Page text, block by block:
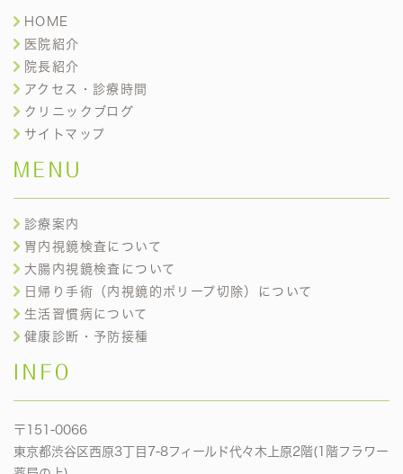
HOME
医院紹介
院長紹介
アクセス・診療時間
クリニックブログ
サイトマップ
MENU
診療案内
胃内視鏡検査について
大腸内視鏡検査について
日帰り手術（内視鏡的ポリープ切除）について
生活習慣病について
健康診断・予防接種
INFO
〒151-0066
東京都渋谷区西原3丁目7-8フィールド代々木上原2階(1階フラワー